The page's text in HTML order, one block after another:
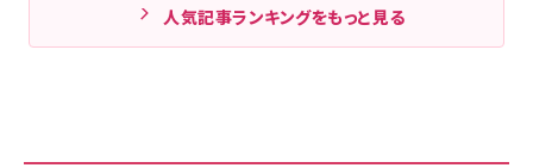
人気記事ランキングをもっと見る